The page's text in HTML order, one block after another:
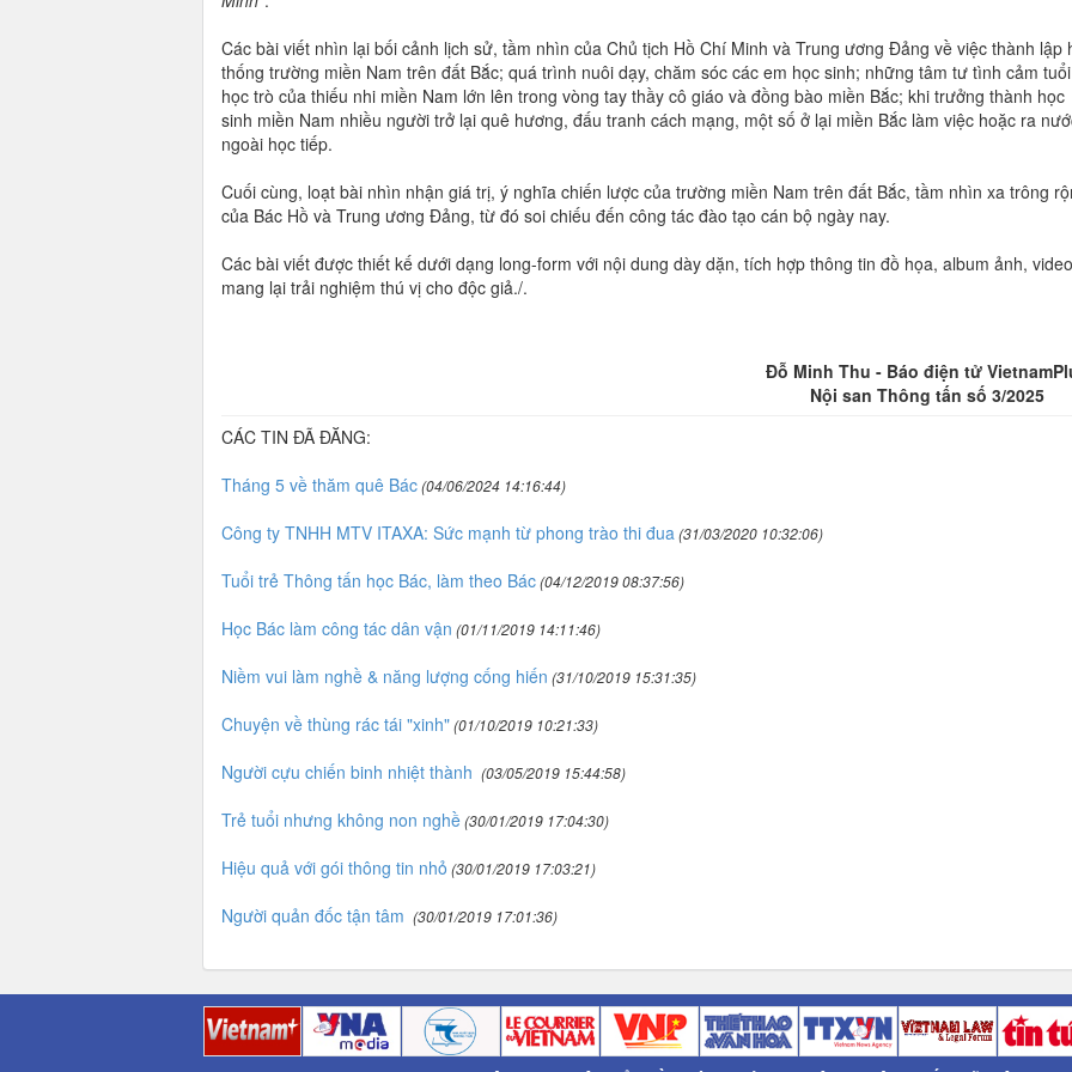
Các bài viết nhìn lại bối cảnh lịch sử, tầm nhìn của Chủ tịch Hồ Chí Minh và Trung ương Đảng về việc thành lập
thống trường miền Nam trên đất Bắc; quá trình nuôi dạy, chăm sóc các em học sinh; những tâm tư tình cảm tuổi
học trò của thiếu nhi miền Nam lớn lên trong vòng tay thầy cô giáo và đồng bào miền Bắc; khi trưởng thành học
sinh miền Nam nhiều người trở lại quê hương, đấu tranh cách mạng, một số ở lại miền Bắc làm việc hoặc ra
ngoài học tiếp.
Cuối cùng, loạt bài nhìn nhận giá trị, ý nghĩa chiến lược của trường miền Nam trên đất Bắc, tầm nhìn xa trông
của Bác Hồ và Trung ương Đảng, từ đó soi chiếu đến công tác đào tạo cán bộ ngày nay.
Các bài viết được thiết kế dưới dạng long-form với nội dung dày dặn, tích hợp thông tin đồ họa, album ảnh,
mang lại trải nghiệm thú vị cho độc giả./.
Đỗ Minh Thu - Báo điện tử
Nội san Thông tấn số 3/2025
CÁC TIN ĐÃ ĐĂNG:
Tháng 5 về thăm quê Bác(04/06/2024 14:16:44)
Công ty TNHH MTV ITAXA: Sức mạnh từ phong trào thi đua (31/03/2020 10:32:06)
Tuổi trẻ Thông tấn học Bác, làm theo Bác(04/12/2019 08:37:56)
Học Bác làm công tác dân vận (01/11/2019 14:11:46)
Niềm vui làm nghề & năng lượng cống hiến (31/10/2019 15:31:35)
Chuyện về thùng rác tái "xinh"(01/10/2019 10:21:33)
Người cựu chiến binh nhiệt thành (03/05/2019 15:44:58)
Trẻ tuổi nhưng không non nghề(30/01/2019 17:04:30)
Hiệu quả với gói thông tin nhỏ (30/01/2019 17:03:21)
Người quản đốc tận tâm (30/01/2019 17:01:36)